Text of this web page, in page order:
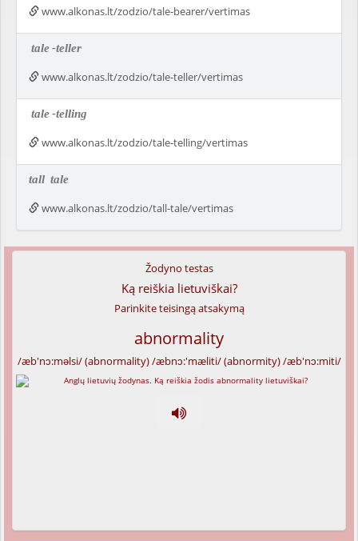
www.alkonas.lt/zodzio/tale-bearer/vertimas
tale-teller
www.alkonas.lt/zodzio/tale-teller/vertimas
tale-telling
www.alkonas.lt/zodzio/tale-telling/vertimas
tall tale
www.alkonas.lt/zodzio/tall-tale/vertimas
Žodyno testas
Ką reiškia lietuviškai?
Parinkite teisingą atsakymą
abnormality
/æb'nɔ:məlsi/ (abnormality) /æbnɔ:'mæliti/ (abnormity) /æb'nɔ:miti/